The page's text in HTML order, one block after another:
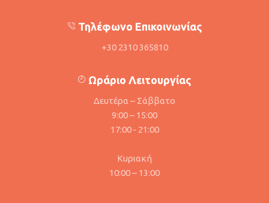
Τηλέφωνο Επικοινωνίας
+30 2310 365810
Ωράριο Λειτουργίας
Δευτέρα – Σάββατο
9:00 – 15:00
17:00 - 21:00
Κυριακή
10:00 – 13:00